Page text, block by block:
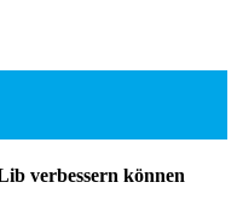
verbessern können